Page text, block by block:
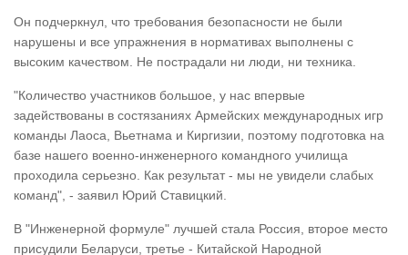
Он подчеркнул, что требования безопасности не были
нарушены и все упражнения в нормативах выполнены с
высоким качеством. Не пострадали ни люди, ни техника.
"Количество участников большое, у нас впервые
задействованы в состязаниях Армейских международных игр
команды Лаоса, Вьетнама и Киргизии, поэтому подготовка на
базе нашего военно-инженерного командного училища
проходила серьезно. Как результат - мы не увидели слабых
команд", - заявил Юрий Ставицкий.
В "Инженерной формуле" лучшей стала Россия, второе место
присудили Беларуси, третье - Китайской Народной